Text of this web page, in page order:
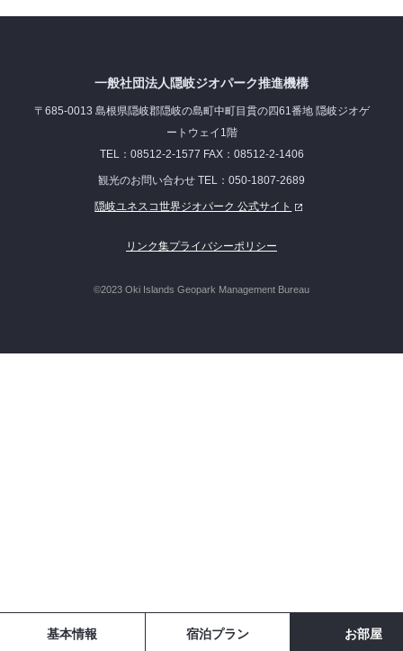
基本情報 宿泊プラン お部屋
一般社団法人隠岐ジオパーク推進機構
〒685-0013 島根県隠岐郡隠岐の島町中町目貫の四61番地 隠岐ジオゲ
ートウェイ1階
TEL：08512-2-1577 FAX：08512-2-1406
観光のお問い合わせ TEL：050-1807-2689
隠岐ユネスコ世界ジオパーク 公式サイト
リンク集プライバシーポリシー
©2023 Oki Islands Geopark Management Bureau